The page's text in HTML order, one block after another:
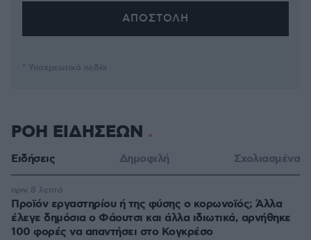
* Υποχρεωτικά πεδία
ΡΟΗ ΕΙΔΗΣΕΩΝ
Ειδήσεις Δημοφιλή Σχολιασμένα
Προϊόν εργαστηρίου ή της φύσης ο κορωνοϊός; Άλλα
έλεγε δημόσια ο Φάουτσι και άλλα ιδιωτικά, αρνήθηκε
100 φορές να απαντήσει στο Κογκρέσο
πριν 8 λεπτά